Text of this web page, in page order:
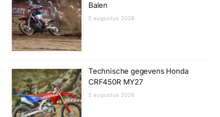
Balen
5 augustus 2026
Technische gegevens Honda
CRF450R MY27
5 augustus 2026